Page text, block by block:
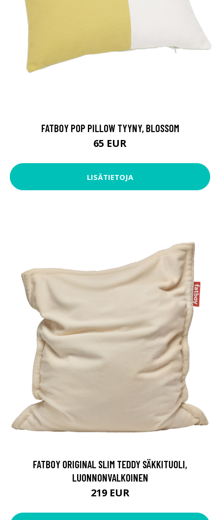
FATBOY POP PILLOW TYYNY, BLOSSOM
65 EUR
LISÄTIETOJA
FATBOY ORIGINAL SLIM TEDDY SÄKKITUOLI,
LUONNONVALKOINEN
219 EUR